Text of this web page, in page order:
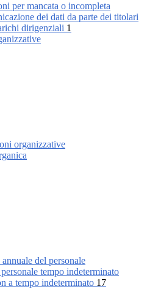
per mancata o incompleta
dei dati da parte dei titolari
dirigenziali 1
organizzative
del personale
tempo indeterminato
a tempo indeterminato 17